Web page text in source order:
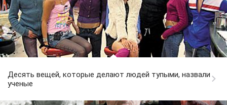
Десять вещей, которые делают людей тупыми, назвали
ученые